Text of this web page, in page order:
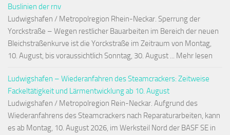
Buslinien der rnv
Ludwigshafen / Metropolregion Rhein-Neckar. Sperrung der
Yorckstraße – Wegen restlicher Bauarbeiten im Bereich der neuen
Bleichstraßenkurve ist die Yorckstraße im Zeitraum von Montag,
10. August, bis voraussichtlich Sonntag, 30. August ... Mehr lesen
Ludwigshafen – Wiederanfahren des Steamcrackers: Zeitweise
Fackeltätigkeit und Lärmentwicklung ab 10. August
Ludwigshafen / Metropolregion Rein-Neckar. Aufgrund des
Wiederanfahrens des Steamcrackers nach Reparaturarbeiten, kann
es ab Montag, 10. August 2026, im Werksteil Nord der BASF SE in